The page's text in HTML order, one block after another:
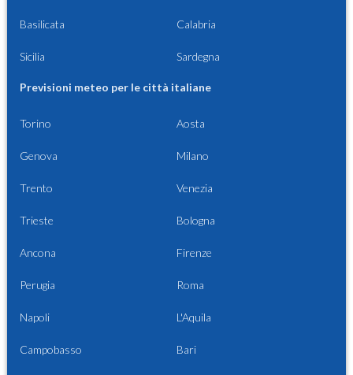
Basilicata Calabria
Sicilia Sardegna
Previsioni meteo per le città italiane
Torino Aosta
Genova Milano
Trento Venezia
Trieste Bologna
Ancona Firenze
Perugia Roma
Napoli L'Aquila
Campobasso Bari